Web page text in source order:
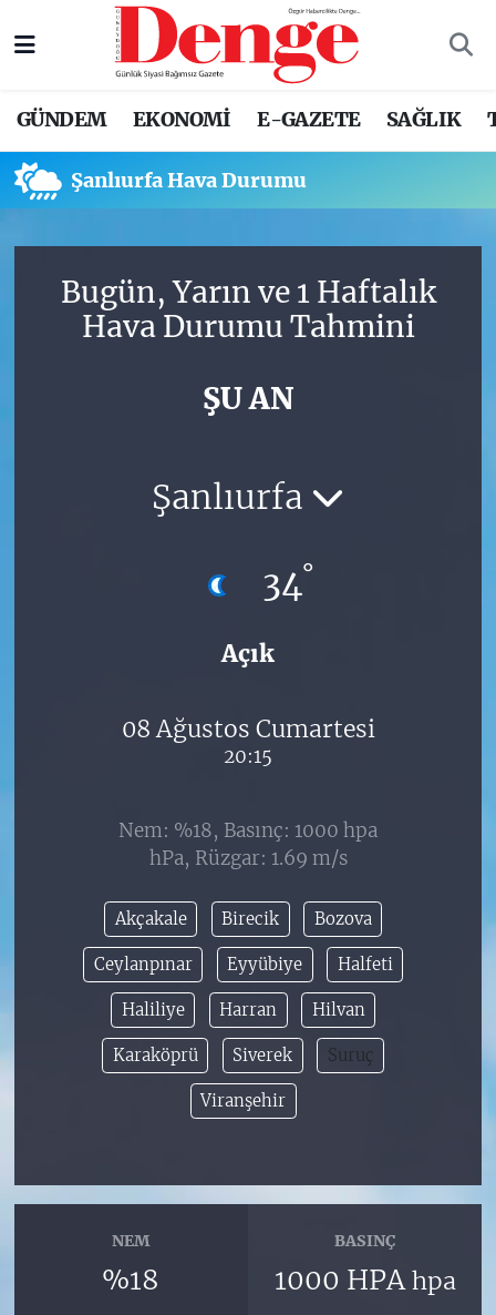
GÜNDEM EKONOMİ E-GAZETE SAĞLIK
Şanlıurfa Hava Durumu
Bugün, Yarın ve 1 Haftalık
Hava Durumu Tahmini
ŞU AN
Şanlıurfa
34°
Açık
08 Ağustos Cumartesi
20:15
Nem: %18, Basınç: 1000 hpa
hPa, Rüzgar: 1.69 m/s
Akçakale Birecik Bozova
Ceylanpınar Eyyübiye Halfeti
Haliliye Harran Hilvan
Karaköprü Siverek Suruç
Viranşehir
NEM
%18
BASINÇ
1000 HPAhpa
Nöbetçi Eczaneler
Trafik Durumu
Süper Lig Puan Durumu ve Fikstür
Tüm Manşetler